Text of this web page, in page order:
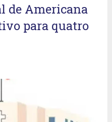
de Americana
para quatro